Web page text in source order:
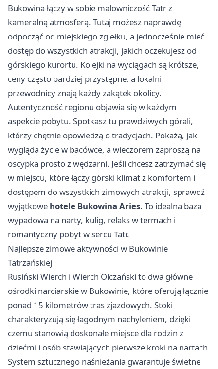
Bukowina łączy w sobie malowniczość Tatr z
kameralną atmosferą. Tutaj możesz naprawdę
odpocząć od miejskiego zgiełku, a jednocześnie mieć
dostęp do wszystkich atrakcji, jakich oczekujesz od
górskiego kurortu. Kolejki na wyciągach są krótsze,
ceny często bardziej przystępne, a lokalni
przewodnicy znają każdy zakątek okolicy.
Autentyczność regionu objawia się w każdym
aspekcie pobytu. Spotkasz tu prawdziwych górali,
którzy chętnie opowiedzą o tradycjach. Pokażą, jak
wygląda życie w bacówce, a wieczorem zaproszą na
oscypka prosto z wędzarni. Jeśli chcesz zatrzymać się
w miejscu, które łączy górski klimat z komfortem i
dostępem do wszystkich zimowych atrakcji, sprawdź
wyjątkowe hotele Bukowina Aries. To idealna baza
wypadowa na narty, kulig, relaks w termach i
romantyczny pobyt w sercu Tatr.
Najlepsze zimowe aktywności w Bukowinie
Tatrzańskiej
Rusiński Wierch i Wierch Olczański to dwa główne
ośrodki narciarskie w Bukowinie, które oferują łącznie
ponad 15 kilometrów tras zjazdowych. Stoki
charakteryzują się łagodnym nachyleniem, dzięki
czemu stanowią doskonałe miejsce dla rodzin z
dziećmi i osób stawiających pierwsze kroki na nartach.
System sztucznego naśnieżania gwarantuje świetne